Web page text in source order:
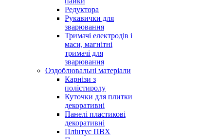
Редуктора
Рукавички для
зварювання
Тримачі електродів і
маси, магнітні
тримачі для
зварювання
Оздоблювальні матеріали
Карнізи з
полістиролу
Куточки для плитки
декоративні
Панелі пластикові
декоративні
Плінтус ПВХ